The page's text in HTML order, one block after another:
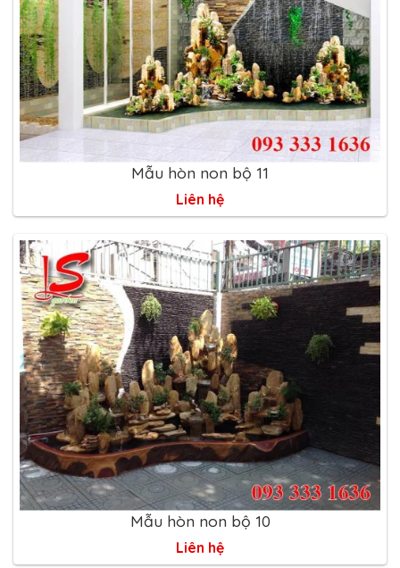
Mẫu hòn non bộ 11
Liên hệ
Mẫu hòn non bộ 10
Liên hệ